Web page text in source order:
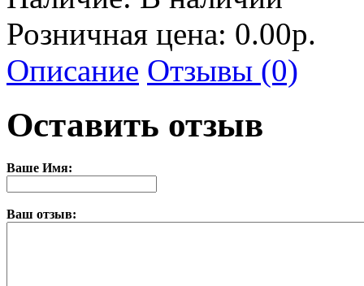
Розничная цена: 0.00р.
Описание Отзывы (0)
Оставить отзыв
Ваше Имя:
Ваш отзыв: